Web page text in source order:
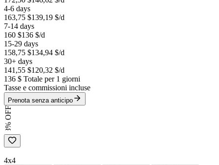
4-6 days
163,75 $139,19 $/d
7-14 days
160 $136 $/d
15-29 days
158,75 $134,94 $/d
30+ days
141,55 $120,32 $/d
136 $ Totale per 1 giorni
Tasse e commissioni incluse
Prenota senza anticipo
3% OFF
4x4